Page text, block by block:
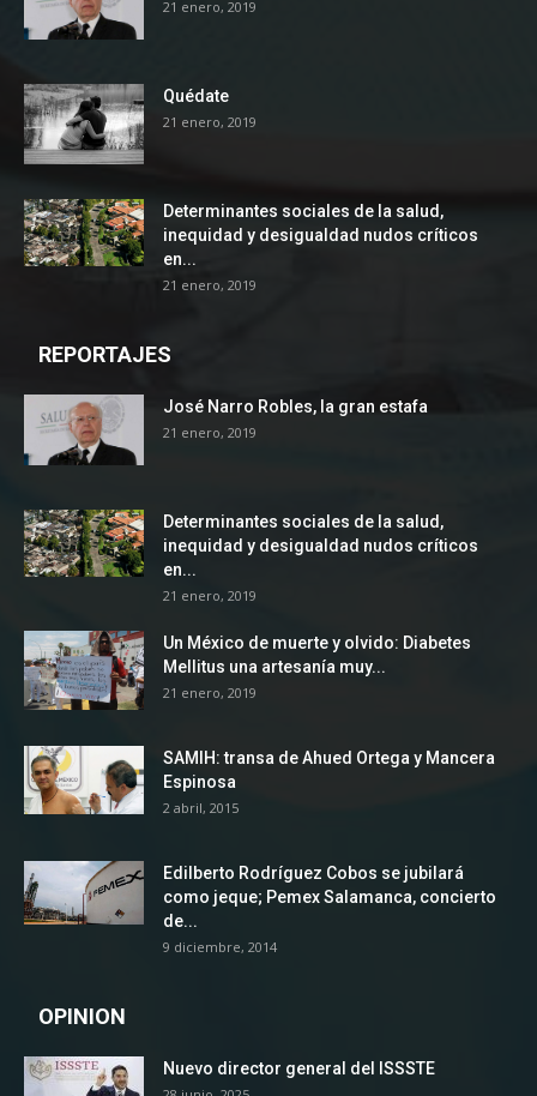
21 enero, 2019
Quédate
21 enero, 2019
Determinantes sociales de la salud,
inequidad y desigualdad nudos críticos
en...
21 enero, 2019
REPORTAJES
José Narro Robles, la gran estafa
21 enero, 2019
Determinantes sociales de la salud,
inequidad y desigualdad nudos críticos
en...
21 enero, 2019
Un México de muerte y olvido: Diabetes
Mellitus una artesanía muy...
21 enero, 2019
SAMIH: transa de Ahued Ortega y Mancera
Espinosa
2 abril, 2015
Edilberto Rodríguez Cobos se jubilará
como jeque; Pemex Salamanca, concierto
de...
9 diciembre, 2014
OPINION
Nuevo director general del ISSSTE